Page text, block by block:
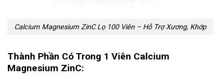
Calcium Magnesium ZinC Lọ 100 Viên – Hỗ Trợ Xương, Khớp
Thành Phần Có Trong 1 Viên Calcium
Magnesium ZinC: